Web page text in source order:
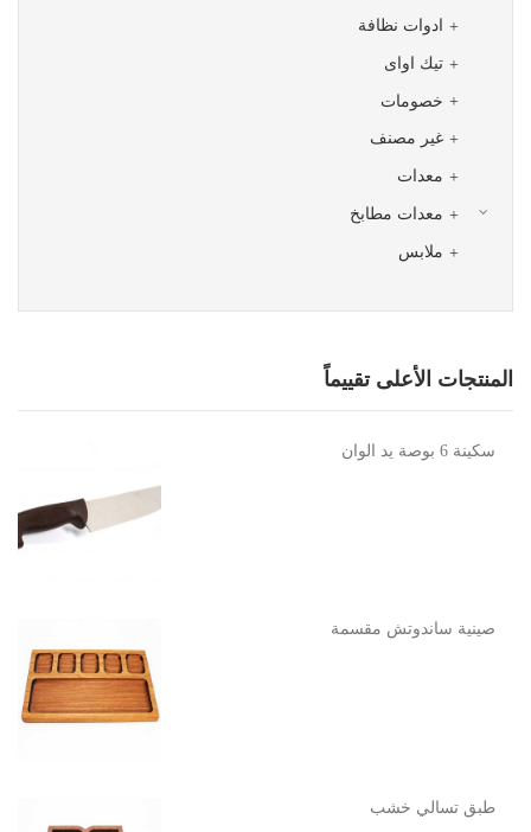
ادوات نظافة
تيك اواى
خصومات
غير مصنف
معدات
معدات مطابخ
ملابس
المنتجات الأعلى تقييماً
سكينة 6 بوصة يد الوان
صينية ساندوتش مقسمة
طبق تسالي خشب